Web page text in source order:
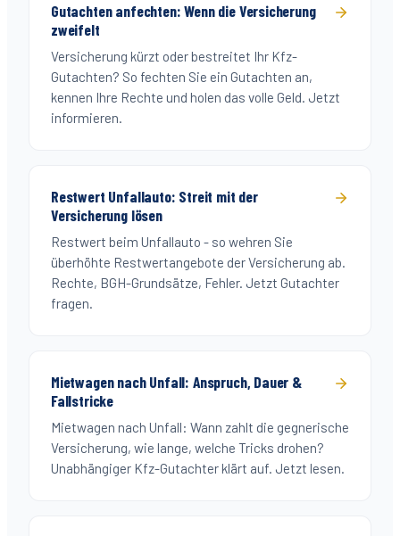
Gutachten anfechten: Wenn die Versicherung
zweifelt
Versicherung kürzt oder bestreitet Ihr Kfz-
Gutachten? So fechten Sie ein Gutachten an,
kennen Ihre Rechte und holen das volle Geld. Jetzt
informieren.
Restwert Unfallauto: Streit mit der
Versicherung lösen
Restwert beim Unfallauto - so wehren Sie
überhöhte Restwertangebote der Versicherung ab.
Rechte, BGH-Grundsätze, Fehler. Jetzt Gutachter
fragen.
Mietwagen nach Unfall: Anspruch, Dauer &
Fallstricke
Mietwagen nach Unfall: Wann zahlt die gegnerische
Versicherung, wie lange, welche Tricks drohen?
Unabhängiger Kfz-Gutachter klärt auf. Jetzt lesen.